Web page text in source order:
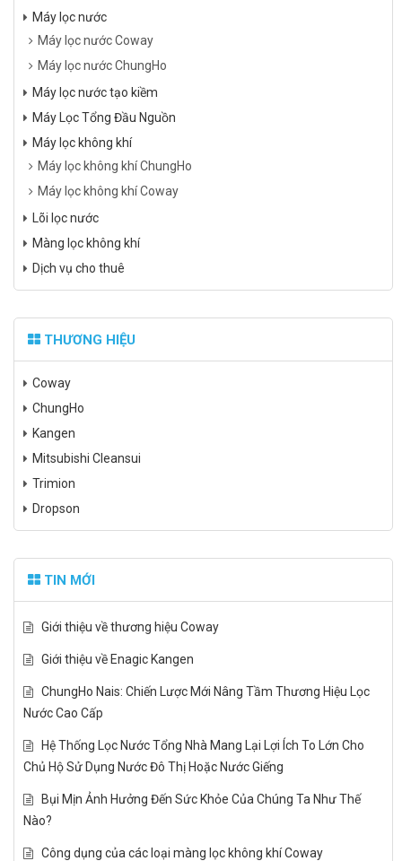
Máy lọc nước
Máy lọc nước Coway
Máy lọc nước ChungHo
Máy lọc nước tạo kiềm
Máy Lọc Tổng Đầu Nguồn
Máy lọc không khí
Máy lọc không khí ChungHo
Máy lọc không khí Coway
Lõi lọc nước
Màng lọc không khí
Dịch vụ cho thuê
THƯƠNG HIỆU
Coway
ChungHo
Kangen
Mitsubishi Cleansui
Trimion
Dropson
TIN MỚI
Giới thiệu về thương hiệu Coway
Giới thiệu về Enagic Kangen
ChungHo Nais: Chiến Lược Mới Nâng Tầm Thương Hiệu Lọc
Nước Cao Cấp
Hệ Thống Lọc Nước Tổng Nhà Mang Lại Lợi Ích To Lớn Cho
Chủ Hộ Sử Dụng Nước Đô Thị Hoặc Nước Giếng
Bụi Mịn Ảnh Hưởng Đến Sức Khỏe Của Chúng Ta Như Thế
Nào?
Công dụng của các loại màng lọc không khí Coway